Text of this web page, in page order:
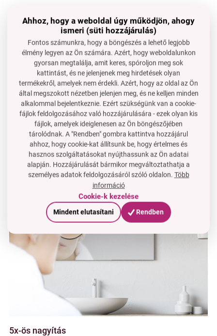
természetes nagyítástigényelnek – ideálisabb a napi
sminkhez, mint az erős 10×-es nagyítás.
Rögzítsd a fő fürdőszobai tükörre, és használd mindkét
nézőpont előnyét.
Vidd magaddal az utazásra – könnyű és kompakt.
GYIK
Kinek ajánlott az 5×-ös nagyítás?
Mindenkinek, aki részleteket szeretne látni, de nem akar
torz képet 10×-es nagyítással.
Hogyan rögzítsem, hogy biztosan stabil legyen?
Rögzítsd tiszta és száraz felületre – a tapadókorongok
maximális tapadást kapnak.
5x-ös nagyítás
Ahhoz, hogy a weboldal úgy működjön, ahogy
ismeri (süti hozzájárulás)
Fontos számunkra, hogy a böngészés a lehető legjobb
élmény legyen az Ön számára. Azért, hogy weboldalunkon
gyorsan megtalálja, amit keres, spóroljon meg sok
kattintást, és ne jelenjenek meg hirdetések olyan
termékekről, amelyek nem érdekli. Azért, hogy az oldal az Ön
által megszokott nézetben jelenjen meg, és ne kelljen minden
alkalommal bejelentkeznie. Ezért szükségünk van a cookie-
fájlok feldolgozásához való hozzájárulására - ezek olyan kis
fájlok, amelyek ideiglenesen az Ön böngészőjében
tárolódnak. A "Rendben" gombra kattintva hozzájárul
ahhoz, hogy cookie-kat állítsunk be, hogy értelmes és
hasznos szolgáltatásokat nyújthassunk az Ön adatai
alapján. Hozzájárulását bármikor megváltoztathatja a
személyes adatok feldolgozásáról szóló oldalon. Több
információ
Cookie-k kezelése
Mindent elutasítani Rendben